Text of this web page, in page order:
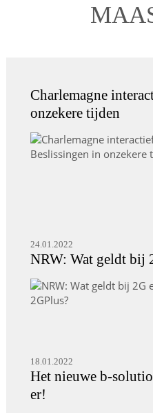
Charlemagne
onzekere tijden
24.01.2022
NRW: Wat geldt bij
18.01.2022
Het nieuwe b-
er!